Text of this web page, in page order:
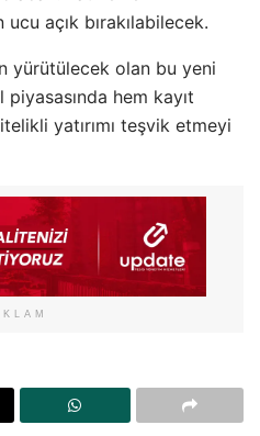
açık bırakılabilecek.
yürütülecek olan bu yeni
hem kayıt
yatırımı teşvik etmeyi